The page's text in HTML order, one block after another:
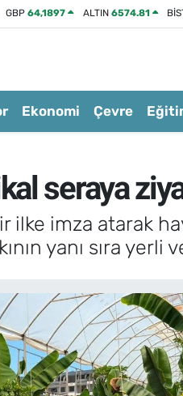
GBP64,1897 ALTIN 6574.81
Ekonomi Çevre
seraya
ilke imza atarak
yanı sıra